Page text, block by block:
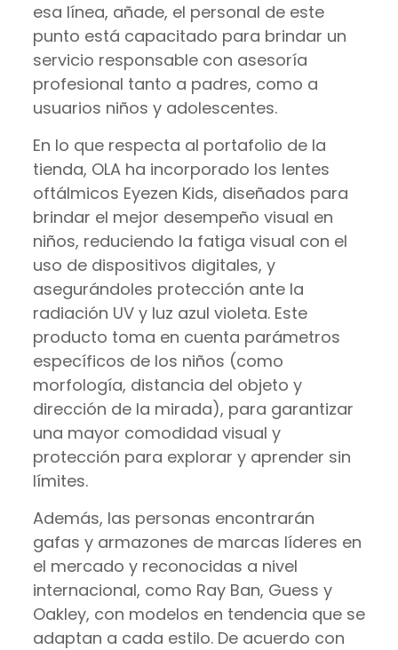
esa línea, añade, el personal de este
punto está capacitado para brindar un
servicio responsable con asesoría
profesional tanto a padres, como a
usuarios niños y adolescentes.
En lo que respecta al portafolio de la
tienda, OLA ha incorporado los lentes
oftálmicos Eyezen Kids, diseñados para
brindar el mejor desempeño visual en
niños, reduciendo la fatiga visual con el
uso de dispositivos digitales, y
asegurándoles protección ante la
radiación UV y luz azul violeta. Este
producto toma en cuenta parámetros
específicos de los niños (como
morfología, distancia del objeto y
dirección de la mirada), para garantizar
una mayor comodidad visual y
protección para explorar y aprender sin
límites.
Además, las personas encontrarán
gafas y armazones de marcas líderes en
el mercado y reconocidas a nivel
internacional, como Ray Ban, Guess y
Oakley, con modelos en tendencia que se
adaptan a cada estilo. De acuerdo con